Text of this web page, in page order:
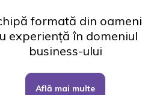
formată din oameni
experiență în domeniul
business-ului
Află mai multe